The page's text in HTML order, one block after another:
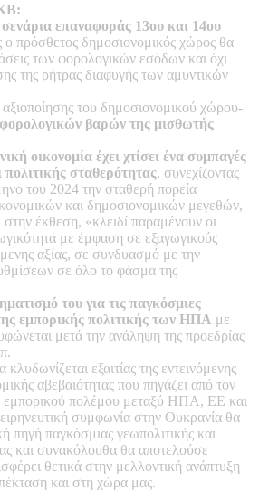
επαναφοράς 13ου και 14ου
ο πρόσθετος δημοσιονομικός χώρος θα
των φορολογικών εσόδων και όχι
της ρήτρας διαφυγής των αμυντικών
αξιοποίησης του δημοσιονομικού χώρου-
βαρών της μισθωτής
οικονομία έχει χτίσει ένα συμπαγές
πολιτικής σταθερότητας, συνεχίζοντας
του 2024 την σταθερή πορεία
και δημοσιονομικών μεγεθών,
έκθεση, «κλειδί παραμένουν οι
με έμφαση σε εξαγωγικούς
αξίας, σε συνδυασμό με την
σε όλο το φάσμα της
του για τις παγκόσμιες
εμπορικής πολιτικής των ΗΠΑ με
μετά την ανάληψη της προεδρίας
εξαιτίας της εντεινόμενης
αβεβαιότητας που πηγάζει από τον
εμπορικού πολέμου μεταξύ ΗΠΑ, ΕΕ και
συμφωνία στην Ουκρανία θα
πηγή παγκόσμιας γεωπολιτικής και
και συνακόλουθα θα αποτελούσε
θετικά στην μελλοντική ανάπτυξη
και στη χώρα μας.